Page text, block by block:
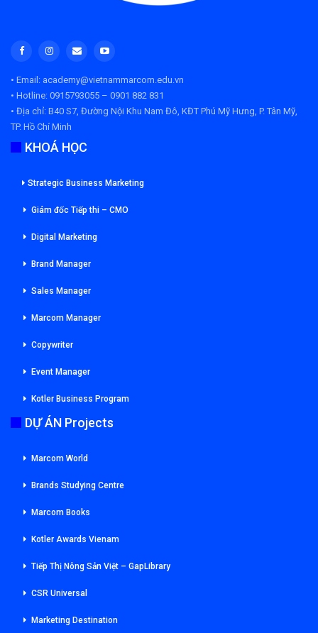
• Email: academy@vietnammarcom.edu.vn
• Hotline: 0915793055 – 0901 882 831
• Địa chỉ: B40 S7, Đường Nội Khu Nam Đô, KĐT Phú Mỹ Hưng, P. Tân Mỹ,
TP. Hồ Chí Minh
KHOÁ HỌC
Strategic Business Marketing
Giám đốc Tiếp thi – CMO
Digital Marketing
Brand Manager
Sales Manager
Marcom Manager
Copywriter
Event Manager
Kotler Business Program
DỰ ÁN Projects
Marcom World
Brands Studying Centre
Marcom Books
Kotler Awards Vienam
Tiếp Thị Nông Sản Việt – GapLibrary
CSR Universal
Marketing Destination